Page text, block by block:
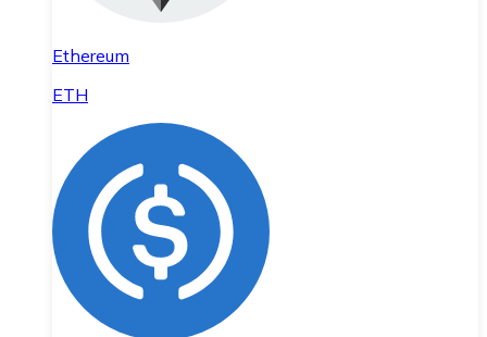
Ethereum
ETH